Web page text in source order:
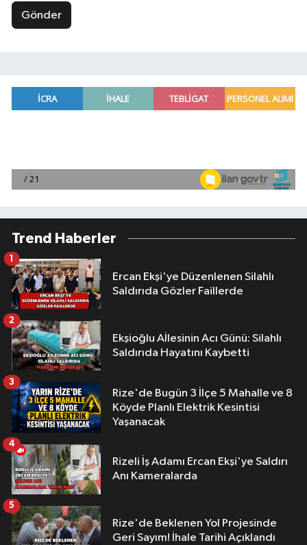
Gönder
Trend Haberler
Ercan Ekşi'ye Düzenlenen Silahlı
Saldırıda Gözler Faillerde
1
Ekşioğlu Aİlesinin Acı Günü: Silahlı
Saldırıda Hayatını Kaybetti
2
Rize'de Bugün 3 İlçe 5 Mahalle ve 8
Köyde Planlı Elektrik Kesintisi
Yaşanacak
3
Rizeli İş Adamı Ercan Ekşi'ye Saldırı
Anı Kameralarda
4
Rize'de Beklenen Yol Projesinde
Geri Sayım! İhale Tarihi Açıklandı
5